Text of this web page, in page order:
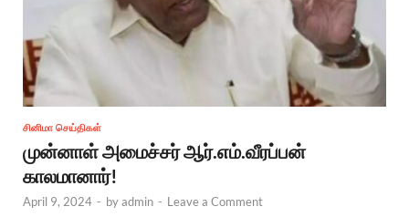
சினிமா செய்திகள்
முன்னாள் அமைச்சர் ஆர்.எம்.வீரப்பன்
காலமானார்!
April 9, 2024 - byadmin - Leave a Comment